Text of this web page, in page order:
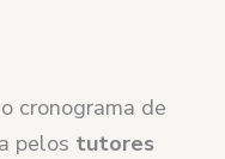
cronograma de
pelos tutores